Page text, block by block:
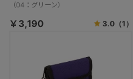
（04：グリーン）
￥3,190 3.0（1）